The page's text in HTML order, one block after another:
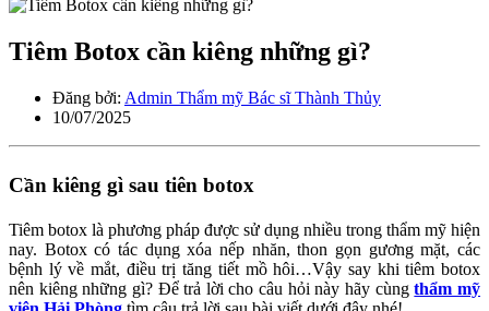
Tiêm Botox cần kiêng những gì?
Đăng bởi: Admin Thẩm mỹ Bác sĩ Thành Thủy
10/07/2025
Cần kiêng gì sau tiên botox
Tiêm botox là phương pháp được sử dụng nhiều trong thẩm mỹ hiện
nay. Botox có tác dụng xóa nếp nhăn, thon gọn gương mặt, các
bệnh lý về mắt, điều trị tăng tiết mồ hôi…Vậy say khi tiêm botox
nên kiêng những gì? Để trả lời cho câu hỏi này hãy cùngthẩm mỹ